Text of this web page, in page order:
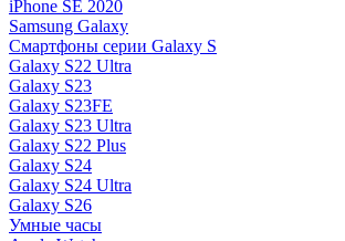
iPhone SE 2020
Samsung Galaxy
Смартфоны серии Galaxy S
Galaxy S22 Ultra
Galaxy S23
Galaxy S23FE
Galaxy S23 Ultra
Galaxy S22 Plus
Galaxy S24
Galaxy S24 Ultra
Galaxy S26
Умные часы